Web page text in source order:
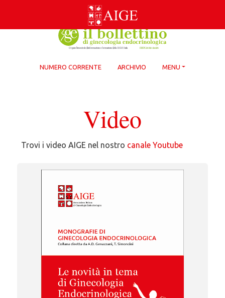
NUMERO CORRENTE ARCHIVIO MENU
Video
Trovi i video AIGE nel nostro canale Youtube